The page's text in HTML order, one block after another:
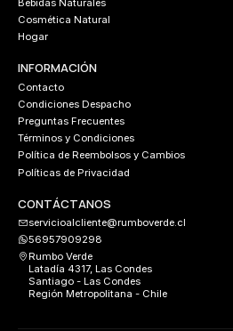
Cosmética Natural
Hogar
INFORMACIÓN
Contacto
Condiciones Despacho
Preguntas Frecuentes
Términos y Condiciones
Política de Reembolsos y Cambios
Políticas de Privacidad
CONTÁCTANOS
servicioalcliente@rumboverde.cl
56957909298
Rumbo Verde
Latadía 4317, Las Condes
Santiago - Las Condes
Región Metropolitana - Chile